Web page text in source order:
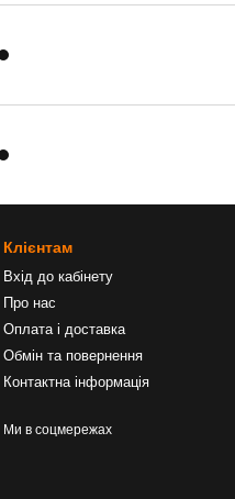
Клієнтам
Вхід до кабінету
Про нас
Оплата і доставка
Обмін та повернення
Контактна інформація
Ми в соцмережах